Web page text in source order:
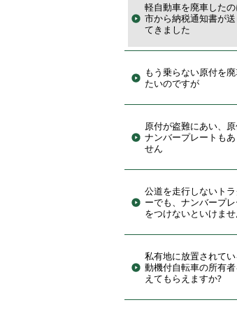
軽自動車を廃車したの
市から納税通知書が
てきました
もう乗らない原付を廃
たいのですが
原付が盗難にあい、原
ナンバープレートもあ
せん
公道を走行しないトラ
ーでも、ナンバープレ
をつけないといけま
私有地に放置されて
動機付自転車の所有
えてもらえますか?